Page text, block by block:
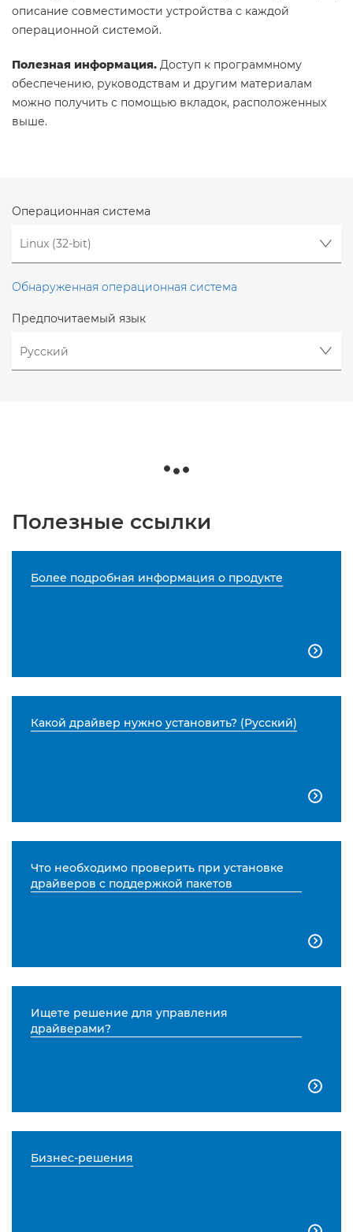
описание совместимости устройства с каждой
операционной системой.
Полезная информация. Доступ к программному
обеспечению, руководствам и другим материалам
можно получить с помощью вкладок, расположенных
выше.
Операционная система
Обнаруженная операционная система
Предпочитаемый язык
Полезные ссылки
Более подробная информация о продукте

Какой драйвер нужно установить? (Русский)

Что необходимо проверить при установке
драйверов с поддержкой пакетов

Ищете решение для управления
драйверами?

Бизнес-решения